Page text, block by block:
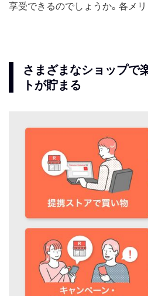
享受できるのでしょうか。各メリ
さまざまなショップで
トが貯まる